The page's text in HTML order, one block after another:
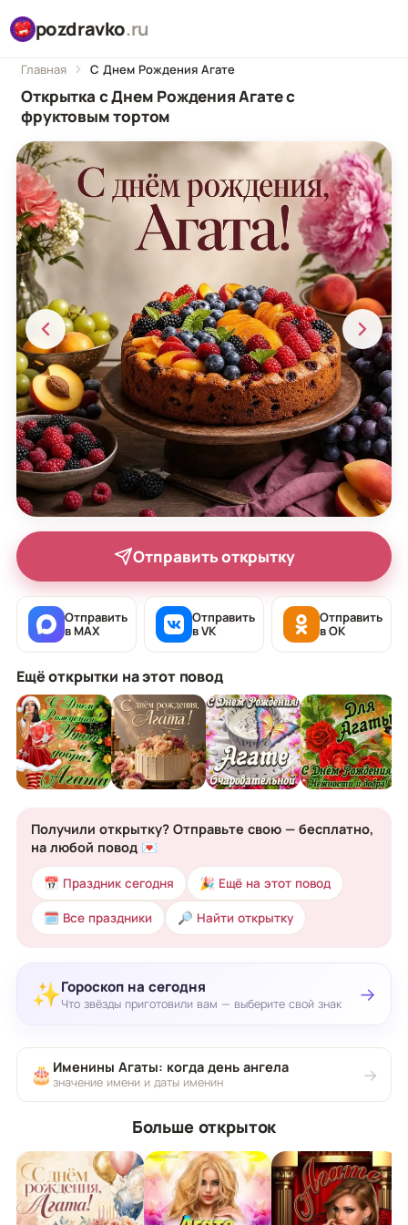
pozdravko.ru
Главная С Днем Рождения Агате
Открытка с Днем Рождения Агате с
фруктовым тортом
Отправить открытку
Отправить
в MAX
Отправить
в VK
Отправить
в OK
Ещё открытки на этот повод
Получили открытку? Отправьте свою — бесплатно,
на любой повод 💌
📅 Праздник сегодня 🎉 Ещё на этот повод
🗓 Все праздники 🔎 Найти открытку
✨Гороскоп на сегодня
Что звёзды приготовили вам — выберите свой знак →
🎂 Именины Агаты: когда день ангела
значение имени и даты именин →
Больше открыток